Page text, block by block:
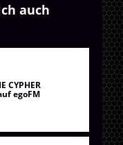
auch
CYPHER
egoFM